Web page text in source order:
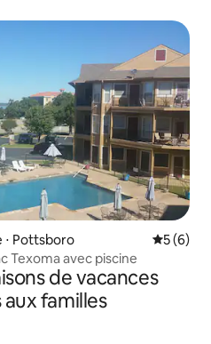
Pottsboro
5 (6)
Texoma avec piscine
de vacances
familles